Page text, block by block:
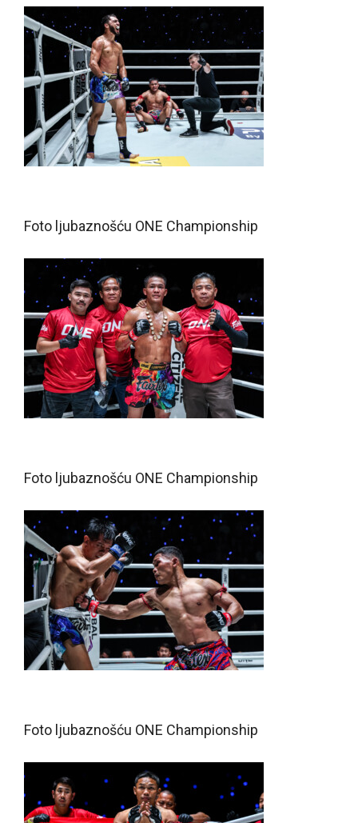
Foto ljubaznošću ONE Championship
Foto ljubaznošću ONE Championship
Foto ljubaznošću ONE Championship